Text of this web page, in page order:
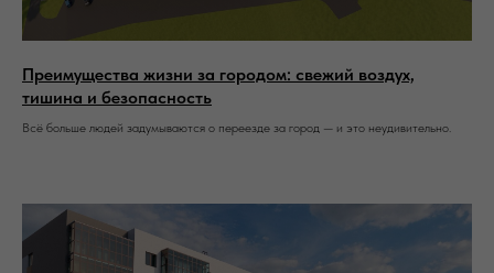
Преимущества жизни за городом: свежий воздух,
тишина и безопасность
Всё больше людей задумываются о переезде за город — и это неудивительно.